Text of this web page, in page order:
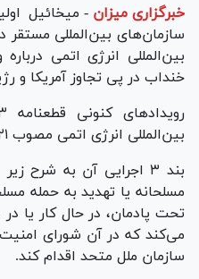
خبرگزاری میزان - میخائیل
سازمان‌های بین‌المللی
بین‌المللی انرژی اتمی
خنداب در پی تجاوز آمریکا
بین‌المللی انرژی اتمی مصوب ۲۱ اکتبر ۱۹۹۰ را به یاد می‌آورد.
بند ۳ اجرایی آن به
مسلحانه یا تهدید به حمله
تحت پادمان، در حال کار یا
می‌کند که در آن شورای امنیت
سازمان ملل متحد اقدام کند.